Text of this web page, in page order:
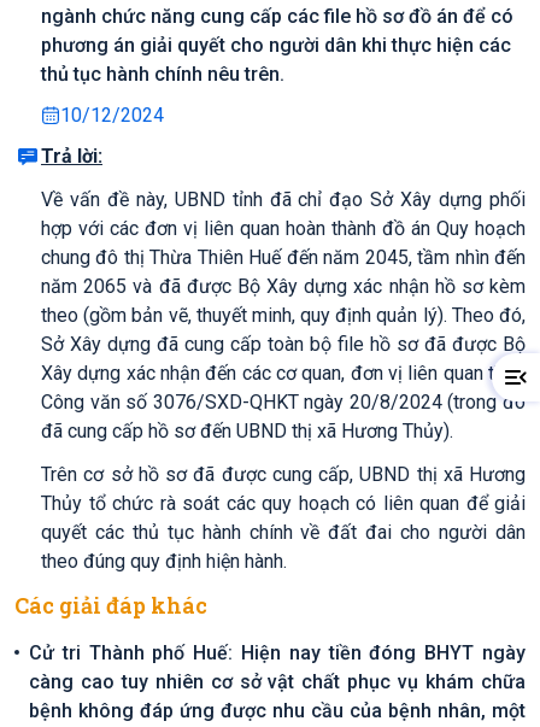
ngành chức năng cung cấp các file hồ sơ đồ án để có
phương án giải quyết cho người dân khi thực hiện các
thủ tục hành chính nêu trên.
10/12/2024
Trả lời:
Về vấn đề này, UBND tỉnh đã chỉ đạo Sở Xây dựng phối
hợp với các đơn vị liên quan hoàn thành đồ án Quy hoạch
chung đô thị Thừa Thiên Huế đến năm 2045, tầm nhìn đến
năm 2065 và đã được Bộ Xây dựng xác nhận hồ sơ kèm
theo (gồm bản vẽ, thuyết minh, quy định quản lý). Theo đó,
Sở Xây dựng đã cung cấp toàn bộ file hồ sơ đã được Bộ
Xây dựng xác nhận đến các cơ quan, đơn vị liên quan theo
Công văn số 3076/SXD-QHKT ngày 20/8/2024 (trong đó
đã cung cấp hồ sơ đến UBND thị xã Hương Thủy).
Trên cơ sở hồ sơ đã được cung cấp, UBND thị xã Hương
Thủy tổ chức rà soát các quy hoạch có liên quan để giải
quyết các thủ tục hành chính về đất đai cho người dân
theo đúng quy định hiện hành.
Các giải đáp khác
Cử tri Thành phố Huế: Hiện nay tiền đóng BHYT ngày
càng cao tuy nhiên cơ sở vật chất phục vụ khám chữa
bệnh không đáp ứng được nhu cầu của bệnh nhân, một